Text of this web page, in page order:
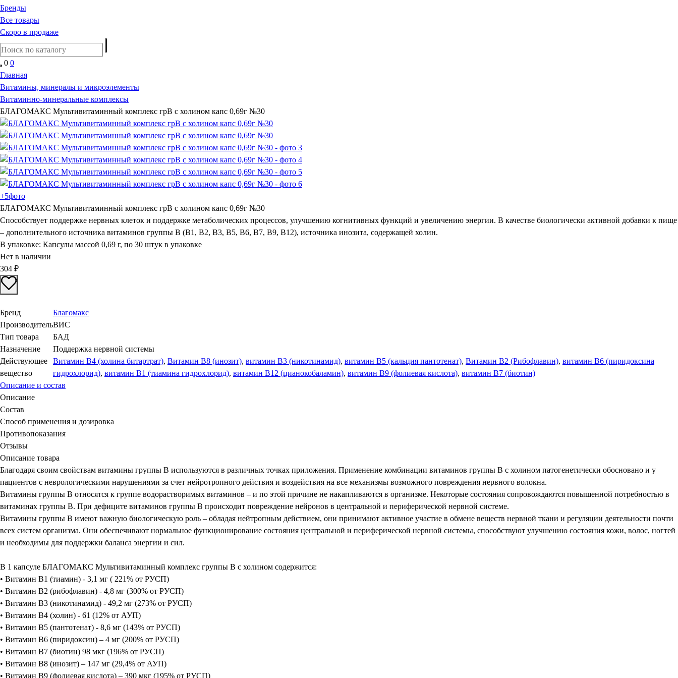
Бренды
Все товары
Скоро в продаже
0 0
Главная
Витамины, минералы и микроэлементы
Витаминно-минеральные комплексы
БЛАГОМАКС Мультивитаминный комплекс грВ с холином капс 0,69г №30
+5фото
БЛАГОМАКС Мультивитаминный комплекс грВ с холином капс 0,69г №30
Способствует поддержке нервных клеток и поддержке метаболических процессов, улучшению когнитивных функций и увеличению энергии. В качестве биологически активной добавки к пище
– дополнительного источника витаминов группы В (В1, В2, В3, В5, В6, В7, В9, В12), источника инозита, содержащей холин.
В упаковке: Капсулы массой 0,69 г, по 30 штук в упаковке
Нет в наличии
304 ₽
Бренд
Благомакс
ПроизводительВИС
Тип товара
БАД
Назначение
Поддержка нервной системы
Действующее
вещество
Витамин В4 (холина битартрат), Витамин В8 (инозит), витамин В3 (никотинамид), витамин В5 (кальция пантотенат), Витамин В2 (Рибофлавин), витамин В6 (пиридоксина
гидрохлорид), витамин В1 (тиамина гидрохлорид), витамин В12 (цианокобаламин), витамин В9 (фолиевая кислота), витамин B7 (биотин)
Описание и состав
Описание
Состав
Способ применения и дозировка
Противопоказания
Отзывы
Описание товара
Благодаря своим свойствам витамины группы В используются в различных точках приложения. Применение комбинации витаминов группы В с холином патогенетически обосновано и у
пациентов с неврологическими нарушениями за счет нейротропного действия и воздействия на все механизмы возможного повреждения нервного волокна.
Витамины группы В относятся к группе водорастворимых витаминов – и по этой причине не накапливаются в организме. Некоторые состояния сопровождаются повышенной потребностью в
витаминах группы В. При дефиците витаминов группы В происходит повреждение нейронов в центральной и периферической нервной системе.
Витамины группы В имеют важную биологическую роль – обладая нейтропным действием, они принимают активное участие в обмене веществ нервной ткани и регуляции деятельности почти
всех систем организма. Они обеспечивают нормальное функционирование состояния центральной и периферической нервной системы, способствуют улучшению состояния кожи, волос, ногтей
и необходимы для поддержки баланса энергии и сил.
В 1 капсуле БЛАГОМАКС Мультивитаминный комплекс группы В с холином содержится:
• Витамин В1 (тиамин) - 3,1 мг ( 221% от РУСП)
• Витамин В2 (рибофлавин) - 4,8 мг (300% от РУСП)
• Витамин В3 (никотинамид) - 49,2 мг (273% от РУСП)
• Витамин В4 (холин) - 61 (12% от АУП)
• Витамин В5 (пантотенат) - 8,6 мг (143% от РУСП)
• Витамин В6 (пиридоксин) – 4 мг (200% от РУСП)
• Витамин В7 (биотин) 98 мкг (196% от РУСП)
• Витамин В8 (инозит) – 147 мг (29,4% от АУП)
• Витамин В9 (фолиевая кислота) – 390 мкг (195% от РУСП)